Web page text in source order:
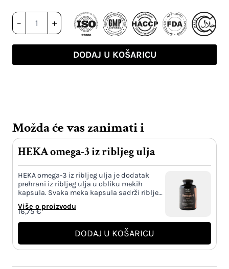
–
HEKA
vitamin
kapsule
+
DODAJ U KOŠARICU
Možda će vas zanimati i
HEKA omega-3 iz ribljeg ulja
HEKA omega-3 iz ribljeg ulja je dodatak
prehrani iz ribljeg ulja u obliku mekih
kapsula. Svaka meka kapsula sadrži riblje…
Više o proizvodu
16,75€
DODAJ U KOŠARICU